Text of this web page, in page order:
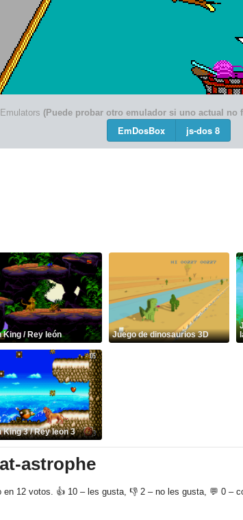
Emulators (Puede probar otro emulador si uno actual no
EmDosBox js-dos 8
King / Rey león Juego de dinosaurios 3D
King 3 / Rey leon 3
astrophe
en 12 votos. 👍 10 – les gusta, 👎 2 – no les gusta, 💬 0 –